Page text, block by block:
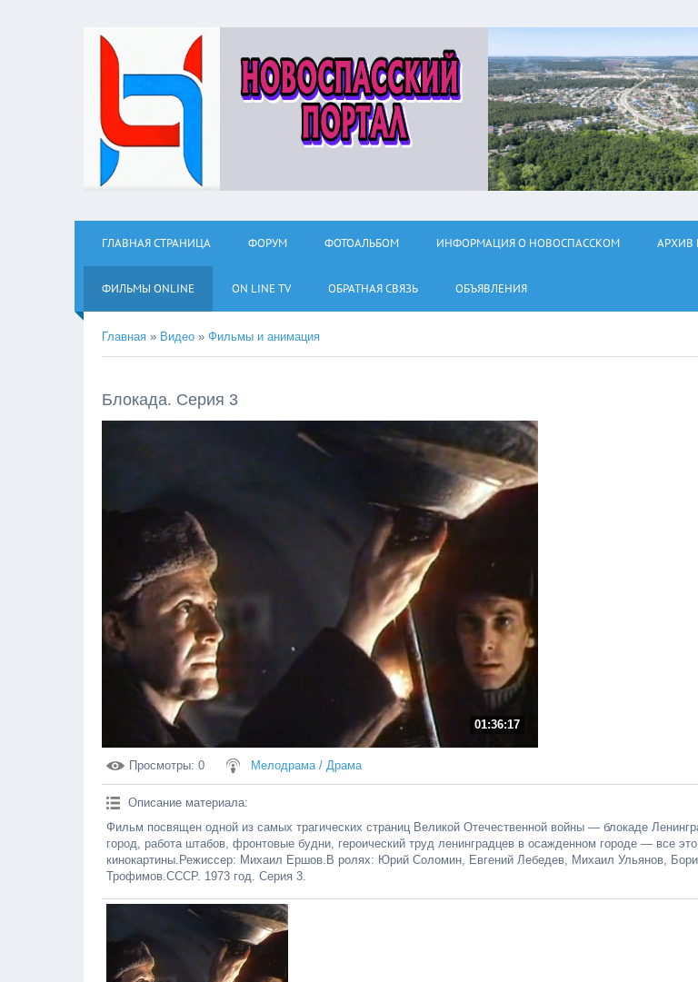
ГЛАВНАЯ СТРАНИЦА ФОРУМ ФОТОАЛЬБОМ ИНФОРМАЦИЯ О НОВОСПАССКОМ АРХИВ
ФИЛЬМЫ ОNLINE ON LINE TV ОБРАТНАЯ СВЯЗЬ ОБЪЯВЛЕНИЯ
Главная » Видео » Фильмы и анимация
Блокада. Серия 3
01:36:17
Просмотры: 0 Мелодрама / Драма
Описание материала:
Фильм посвящен одной из самых трагических страниц Великой Отечественной войны — блокаде
город, работа штабов, фронтовые будни, героический труд ленинградцев в осажденном городе — все
кинокартины.Режиссер: Михаил Ершов.В ролях: Юрий Соломин, Евгений Лебедев, Михаил Ульянов,
Трофимов.СССР. 1973 год. Серия 3.